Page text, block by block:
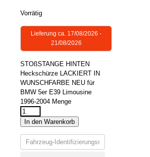
Vorrätig
Lieferung ca. 17/08/2026 -
21/08/2026
STOßSTANGE HINTEN
Heckschürze LACKIERT IN
WUNSCHFARBE NEU für
BMW 5er E39 Limousine
1996-2004 Menge
In den Warenkorb